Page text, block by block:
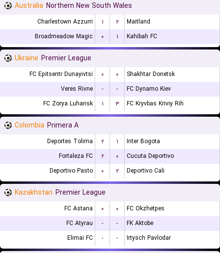
Australia Northern New South Wales
Charlestown Azzurri ۱ ۲
Maitland
Broadmeadow Magic
۰ ۱ Kahibah FC
Ukraine Premier League
FC Epitsentr Dunayivtsi ۰ ۰
Shakhtar Donetsk
Veres Rivne
- -
FC Dynamo Kiev
FC Zorya Luhansk
۱ ۳ FC Kryvbas Kriviy Rih
Colombia Primera A
Deportes Tolima ۲ ۱
Inter Bogota
Fortaleza FC
۲ ۰
Cucuta Deportivo
Deportivo Pasto
۰ ۲ Deportivo Cali
Kazakhstan Premier League
FC Astana ۰ ۰
FC Okzhetpes
FC Atyrau
- -
FK Aktobe
Elimai FC
- - Irtysch Pavlodar